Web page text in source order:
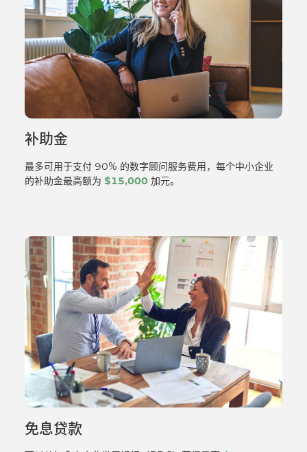
补助金
最多可用于支付 90% 的数字顾问服务费用，每个中小企业
的补助金最高额为 $15,000 加元。
免息贷款